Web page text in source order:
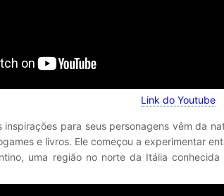
Link do Youtube
inspirações para seus personagens vêm da
e livros. Ele começou a experimentar
uma região no norte da Itália